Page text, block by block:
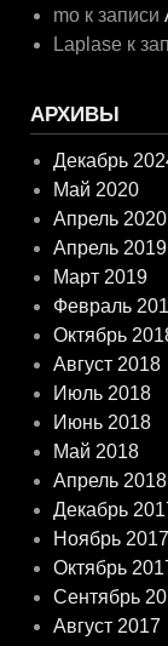
mo к записи
Laplase к
АРХИВЫ
Декабрь
Май 2020
Апрель 2020
Апрель 2019
Март 2019
Февраль
Октябрь
Август 2018
Июль 2018
Июнь 2018
Май 2018
Апрель 2018
Декабрь
Ноябрь 2017
Октябрь
Сентябрь
Август 2017